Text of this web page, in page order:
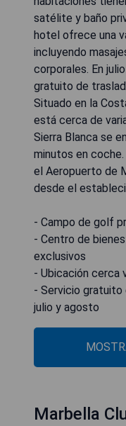
satélite y baño
hotel ofrece una
incluyendo
corporales. En
gratuito de
Situado en la
está cerca de
Sierra Blanca se
minutos en
el Aeropuerto de
desde el
- Campo de golf
- Centro de
exclusivos
- Ubicación cerca
- Servicio gratuito
julio y agosto
Marbella